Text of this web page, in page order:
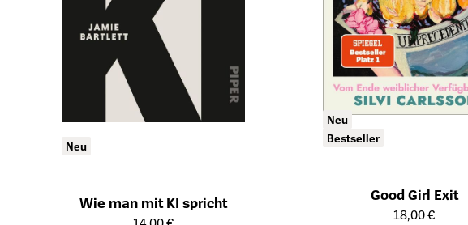
Neu
Wie man mit KI spricht
Öffnet die Detailseite des Produkts
Neu
Bestseller
Good Girl Exit
Öffnet die Detailseite des Produkts
18,00 €